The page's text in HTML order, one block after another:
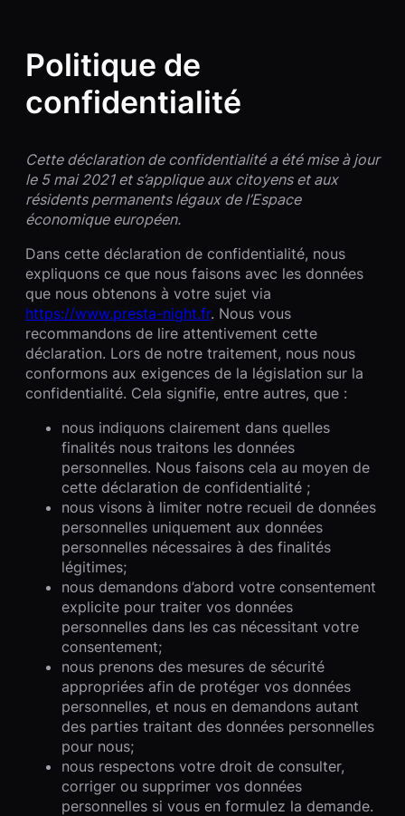
Politique de
confidentialité
Cette déclaration de confidentialité a été mise à jour
le 5 mai 2021 et s’applique aux citoyens et aux
résidents permanents légaux de l’Espace
économique européen.
Dans cette déclaration de confidentialité, nous
expliquons ce que nous faisons avec les données
que nous obtenons à votre sujet via
https://www.presta-night.fr. Nous vous
recommandons de lire attentivement cette
déclaration. Lors de notre traitement, nous nous
conformons aux exigences de la législation sur la
confidentialité. Cela signifie, entre autres, que :
nous indiquons clairement dans quelles
finalités nous traitons les données
personnelles. Nous faisons cela au moyen de
cette déclaration de confidentialité ;
nous visons à limiter notre recueil de données
personnelles uniquement aux données
personnelles nécessaires à des finalités
légitimes;
nous demandons d’abord votre consentement
explicite pour traiter vos données
personnelles dans les cas nécessitant votre
consentement;
nous prenons des mesures de sécurité
appropriées afin de protéger vos données
personnelles, et nous en demandons autant
des parties traitant des données personnelles
pour nous;
nous respectons votre droit de consulter,
corriger ou supprimer vos données
personnelles si vous en formulez la demande.